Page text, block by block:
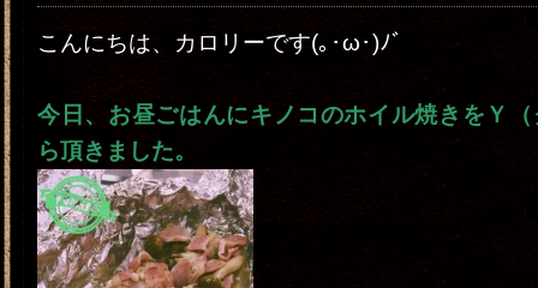
こんにちは、カロリーです(｡･ω･)ﾉﾞ
今日、お昼ごはんにキノコのホイル焼きをＹ
ら頂きました。